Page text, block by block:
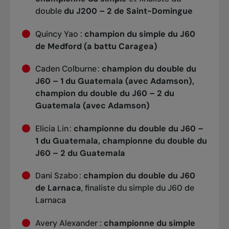
doubledu J200 – 2 de Saint-Domingue
Quincy Yao : champion du simple du J60
de Medford (a battu Caragea)
Caden Colburne : champion du double du
J60 – 1 du Guatemala (avec Adamson),
champion du double du J60 – 2 du
Guatemala (avec Adamson)
Elicia Lin : championne du double du J60 –
1 du Guatemala, championne du double du
J60 – 2 du Guatemala
Dani Szabo : champion du double du J60
de Larnaca, finaliste du simple du J60 de
Larnaca
Avery Alexander : championne du simple